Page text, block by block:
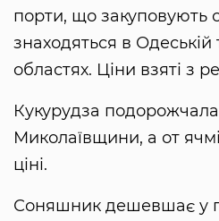
порти, що закуповують
знаходяться в Одеській
областях. Ціни взяті з
Кукурудза
Миколаївщини, а от
ціні.
Соняшник дешевшає у